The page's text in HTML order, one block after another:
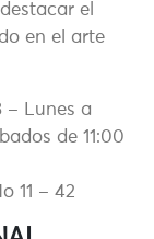
el
en el arte
– Lunes a
de 11:00
11 – 42